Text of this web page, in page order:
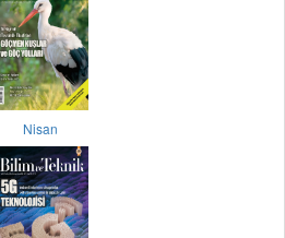
Nisan